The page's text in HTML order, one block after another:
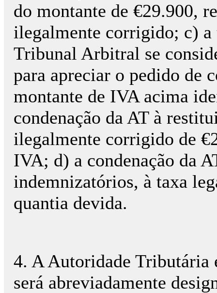
do montante de €29.900,
ilegalmente corrigido; c)
Tribunal Arbitral se
para apreciar o pedido de
montante de IVA acima
condenação da AT à
ilegalmente corrigido de
IVA; d) a condenação da
indemnizatórios, à taxa
quantia devida.
4. A Autoridade Tributária
será abreviadamente